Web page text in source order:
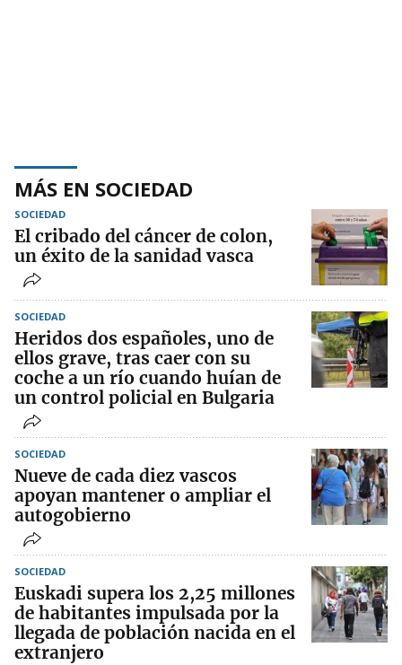
MÁS EN SOCIEDAD
SOCIEDAD
El cribado del cáncer de colon,
un éxito de la sanidad vasca
SOCIEDAD
Heridos dos españoles, uno de
ellos grave, tras caer con su
coche a un río cuando huían de
un control policial en Bulgaria
SOCIEDAD
Nueve de cada diez vascos
apoyan mantener o ampliar el
autogobierno
SOCIEDAD
Euskadi supera los 2,25 millones
de habitantes impulsada por la
llegada de población nacida en el
extranjero